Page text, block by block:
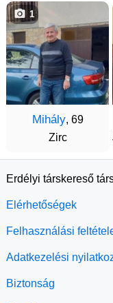
Mihály, 69
Zirc
1
Erdélyi társkereső
Elérhetőségek
Felhasználási
Adatkezelési
Biztonság